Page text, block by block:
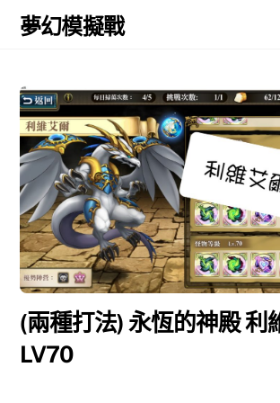
Skip
夢幻模擬戰
(兩種打法) 永恆的神殿 利
LV70